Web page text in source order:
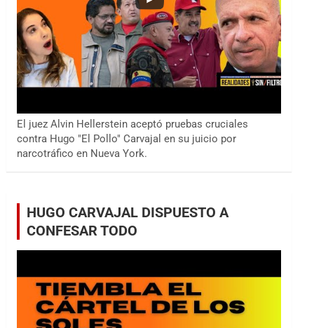
El juez Alvin Hellerstein aceptó pruebas cruciales
contra Hugo "El Pollo" Carvajal en su juicio por
narcotráfico en Nueva York.
HUGO CARVAJAL DISPUESTO A
CONFESAR TODO